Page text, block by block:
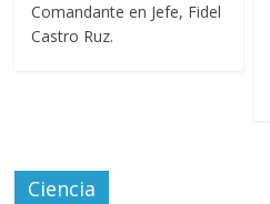
Comandante en Jefe, Fidel
Castro Ruz.
Ciencia